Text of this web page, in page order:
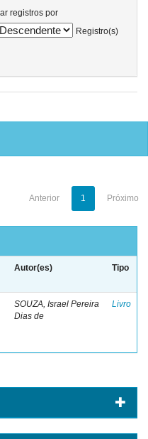
registros por
Registro(s)
Anterior 1 Próximo
Autor(es) Tipo
SOUZA, Israel Pereira
Dias de
Livro